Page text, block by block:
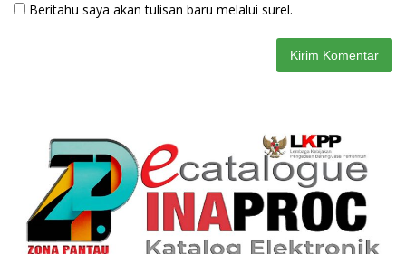
Beritahu saya akan tulisan baru melalui surel.